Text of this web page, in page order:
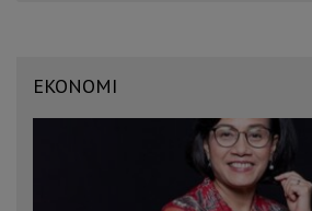
EKONOMI